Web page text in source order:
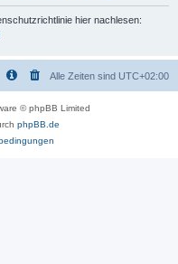
hier nachlesen:
Alle Zeiten sind UTC+02:00
© phpBB Limited
phpBB.de